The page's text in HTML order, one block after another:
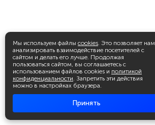
Мы используем файлы cookies. Это позволяет нам
анализировать взаимодействие посетителей с
сайтом и делать его лучше. Продолжая
пользоваться сайтом, вы соглашаетесь с
использованием файлов cookies и политикой
конфиденциальности. Запретить эти действия
можно в настройках браузера.
Принять